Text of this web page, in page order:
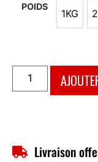
POIDS
1KG
1KG
Livraison